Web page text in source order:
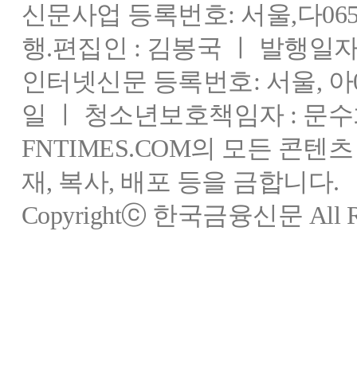
신문사업 등록번호: 서울,다
행.편집인 : 김봉국 ㅣ 발행일
인터넷신문 등록번호: 서울,
일 ㅣ 청소년보호책임자 : 문
FNTIMES.COM의 모든 콘텐
재, 복사, 배포 등을 금합니다.
Copyrightⓒ 한국금융신문 All